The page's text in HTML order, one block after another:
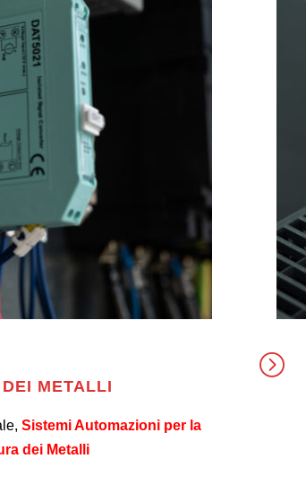
METALLI
Sistemi Automazioni per la
dei Metalli